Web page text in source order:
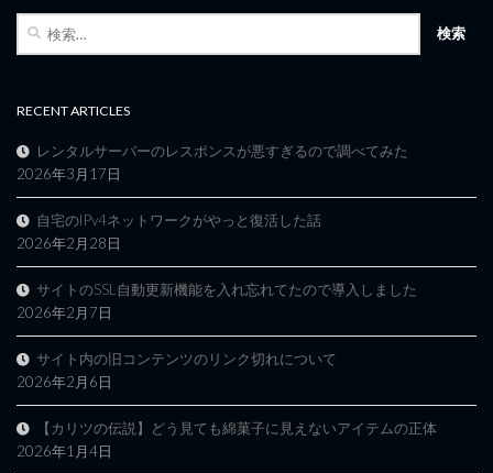
RECENT ARTICLES
レンタルサーバーのレスポンスが悪すぎるので調べてみた
2026年3月17日
自宅のIPv4ネットワークがやっと復活した話
2026年2月28日
サイトのSSL自動更新機能を入れ忘れてたので導入しました
2026年2月7日
サイト内の旧コンテンツのリンク切れについて
2026年2月6日
【カリツの伝説】どう見ても綿菓子に見えないアイテムの正体
2026年1月4日